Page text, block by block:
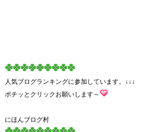
人気ブログランキングに参加しています。↓↓↓
ポチッとクリックお願いします～
にほんブログ村